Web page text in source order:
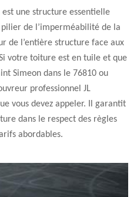
une structure essentielle
de l’imperméabilité de la
de l’entière structure face aux
votre toiture est en tuile et que
Simeon dans le 76810 ou
professionnel JL
vous devez appeler. Il garantit
dans le respect des règles
abordables.